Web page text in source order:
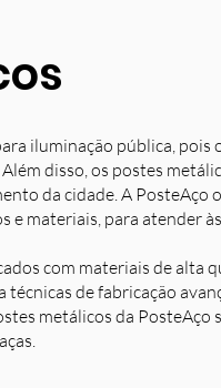
iluminação pública, pois
disso, os postes
da cidade. A PosteAço
materiais, para atender
com materiais de alta
de fabricação
metálicos da